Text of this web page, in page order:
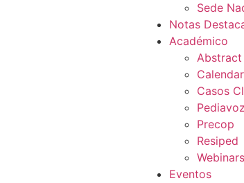
Sede
Notas
Académico
Abstract
Casos
Pediavoz
Precop
Resiped
Webinars
Eventos